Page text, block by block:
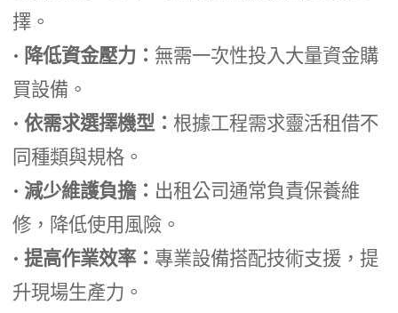
擇。
• 降低資金壓力： 無需一次性投入大量資金購
買設備。
• 依需求選擇機型： 根據工程需求靈活租借不
同種類與規格。
• 減少維護負擔： 出租公司通常負責保養維
修，降低使用風險。
• 提高作業效率： 專業設備搭配技術支援，提
升現場生產力。